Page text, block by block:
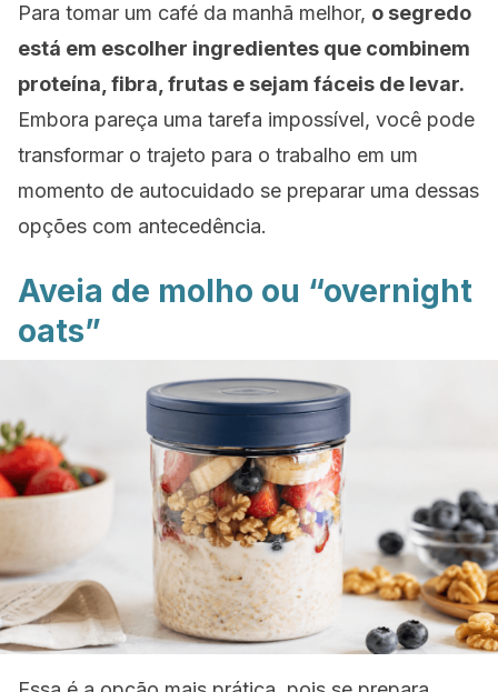
Para tomar um café da manhã melhor, o segredo
está em escolher ingredientes que combinem
proteína, fibra, frutas e sejam fáceis de levar.
Embora pareça uma tarefa impossível, você pode
transformar o trajeto para o trabalho em um
momento de autocuidado se preparar uma dessas
opções com antecedência.
Aveia de molho ou “overnight
oats”